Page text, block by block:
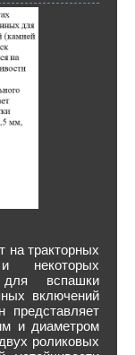
на тракторных
некоторых
для вспашки
включений
представляет
и диаметром
роликовых